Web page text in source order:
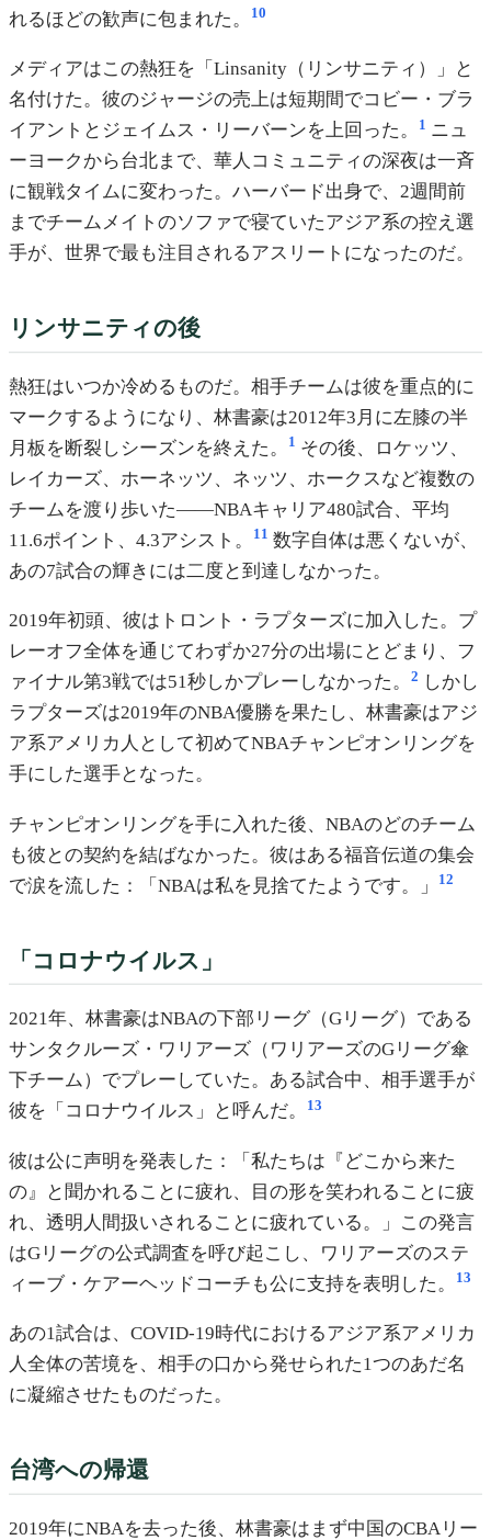
れるほどの歓声に包まれた。
10
メディアはこの熱狂を「Linsanity（リンサニティ）」と
名付けた。彼のジャージの売上は短期間でコビー・ブラ
イアントとジェイムス・リーバーンを上回った。
1 ニュ
ーヨークから台北まで、華人コミュニティの深夜は一斉
に観戦タイムに変わった。ハーバード出身で、2週間前
までチームメイトのソファで寝ていたアジア系の控え選
手が、世界で最も注目されるアスリートになったのだ。
リンサニティの後
熱狂はいつか冷めるものだ。相手チームは彼を重点的に
マークするようになり、林書豪は2012年3月に左膝の半
月板を断裂しシーズンを終えた。
1 その後、ロケッツ、
レイカーズ、ホーネッツ、ネッツ、ホークスなど複数の
チームを渡り歩いた——NBAキャリア480試合、平均
11.6ポイント、4.3アシスト。
11 数字自体は悪くないが、
あの7試合の輝きには二度と到達しなかった。
2019年初頭、彼はトロント・ラプターズに加入した。プ
レーオフ全体を通じてわずか27分の出場にとどまり、フ
ァイナル第3戦では51秒しかプレーしなかった。
2 しかし
ラプターズは2019年のNBA優勝を果たし、林書豪はアジ
ア系アメリカ人として初めてNBAチャンピオンリングを
手にした選手となった。
チャンピオンリングを手に入れた後、NBAのどのチーム
も彼との契約を結ばなかった。彼はある福音伝道の集会
で涙を流した：「NBAは私を見捨てたようです。」
12
「コロナウイルス」
2021年、林書豪はNBAの下部リーグ（Gリーグ）である
サンタクルーズ・ワリアーズ（ワリアーズのGリーグ傘
下チーム）でプレーしていた。ある試合中、相手選手が
彼を「コロナウイルス」と呼んだ。
13
彼は公に声明を発表した：「私たちは『どこから来た
の』と聞かれることに疲れ、目の形を笑われることに疲
れ、透明人間扱いされることに疲れている。」この発言
はGリーグの公式調査を呼び起こし、ワリアーズのステ
ィーブ・ケアーヘッドコーチも公に支持を表明した。
13
あの1試合は、COVID-19時代におけるアジア系アメリカ
人全体の苦境を、相手の口から発せられた1つのあだ名
に凝縮させたものだった。
台湾への帰還
2019年にNBAを去った後、林書豪はまず中国のCBAリー